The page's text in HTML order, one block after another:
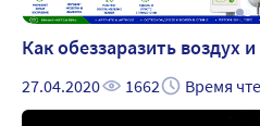
Как обеззаразить воздух
27.04.2020 1662 Время